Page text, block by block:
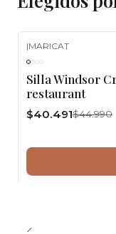
|MARICAT
Silla Windsor
restaurant
$40.491$44.990